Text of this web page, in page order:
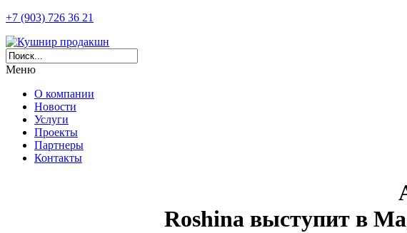
+7 (903) 726 36 21
Меню
О компании
Новости
Услуги
Проекты
Партнеры
Контакты
Roshina выступит в